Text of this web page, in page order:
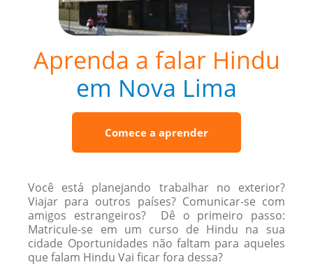
Aprenda a falar Hindu
em Nova Lima
Comece a aprender
Você está planejando trabalhar no exterior?
Viajar para outros países? Comunicar-se com
amigos estrangeiros? Dê o primeiro passo:
Matricule-se em um curso de Hindu na sua
cidade Oportunidades não faltam para aqueles
que falam Hindu Vai ficar fora dessa?